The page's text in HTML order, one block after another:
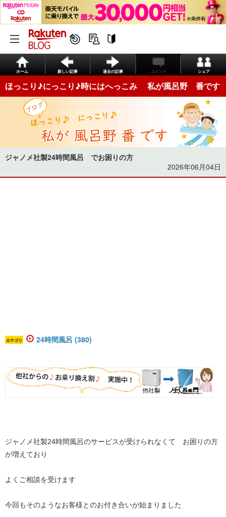
ホーム 新しい記事 過去の記事 コメント シェア
ほっこり♪にっこり♪時にはへっこみ 私が風呂野 番です
ジャノメ社製24時間風呂 でお困りの方
2026年06月04日
カテゴリ 24時間風呂 (380)
ジャノメ社製24時間風呂のサービスが受けられなくて お困りの方
が増えており
よくご相談を受けます
今回もそのようなお客様とのお付き合いが始まりました